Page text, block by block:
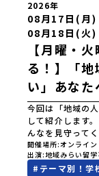
2026年
08月17日(月
08月18日(火
【月曜・
る！】「
い」あなた
今回は「地域の
して紹介します
んなを見守って
伝いをしたり、
ながりの中で優
します。✅ この
開催場所 オンライン
出演 地域みらい留
# テーマ別！学